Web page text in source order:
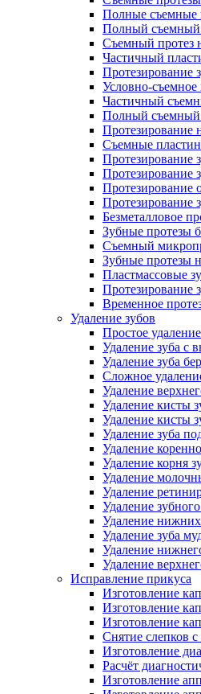
Полные съемные
Полный съемный
Съемный протез
Частичный
Протезирование
Условно-съемное
Частичный
Полный съемный
Протезирование
Съемные
Протезирование
Протезирование
Протезирование
Протезирование
Безметалловое
Зубные протезы
Съемный
Зубные протезы
Пластмассовые
Протезирование
Временное
Удаление зубов
Простое
Удаление зуба с
Удаление зуба
Сложное
Удаление
Удаление кисты
Удаление кисты
Удаление зуба
Удаление
Удаление корня
Удаление
Удаление
Удаление
Удаление нижних
Удаление зуба
Удаление
Удаление
Исправление прикуса
Изготовление
Изготовление
Изготовление
Снятие слепков
Изготовление
Расчёт
Изготовление